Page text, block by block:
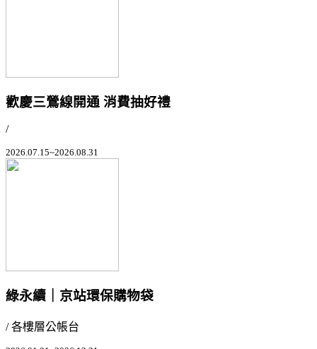
歡慶三鶯線開通 消費抽好禮
/
2026.07.15~2026.08.31
綠永續｜京站環保購物袋
/ 各樓層公帳台